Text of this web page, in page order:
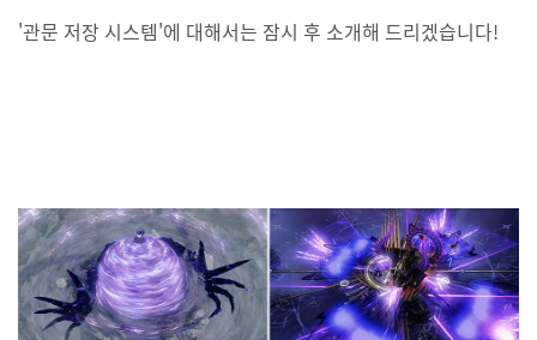
'관문 저장 시스템'에 대해서는 잠시 후 소개해 드리겠습니다!